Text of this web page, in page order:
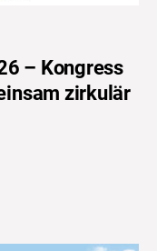
– Kongress
zirkulär